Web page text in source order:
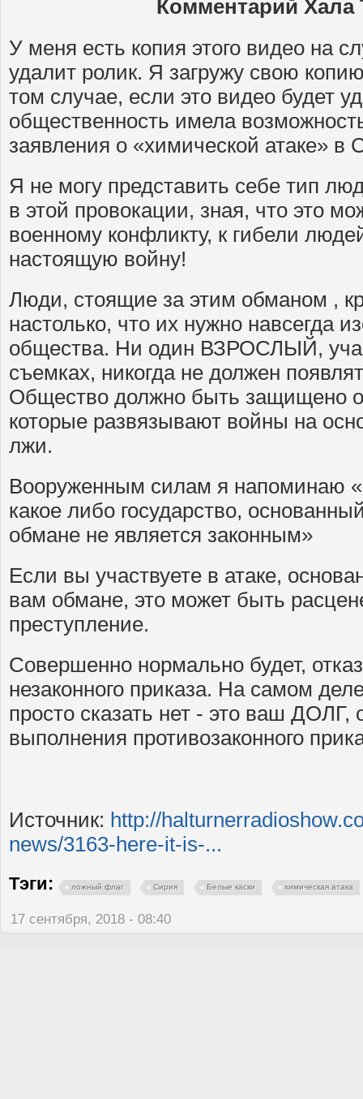
Комментарий Хала
У меня есть копия этого видео на
удалит ролик. Я загружу свою
том случае, если это видео будет
общественность имела
заявления о «химической атаке» в
Я не могу представить себе тип
в этой провокации, зная, что это
военному конфликту, к гибели
настоящую войну!
Люди, стоящие за этим обманом ,
настолько, что их нужно навсегда
общества. Ни один ВЗРОСЛЫЙ,
съемках, никогда не должен
Общество должно быть защищено
которые развязывают войны на
лжи.
Вооруженным силам я напоминаю
какое либо государство,
обмане не является законным»
Если вы участвуете в атаке,
вам обмане, это может быть
преступление.
Совершенно нормально будет,
незаконного приказа. На самом
просто сказать нет - это ваш ДОЛГ,
выполнения противозаконного
Источник: http://
news/3163-here-it-is-...
Тэги: ложный флаг Сирия Белые каски химическая атака
17 сентября, 2018 - 08:40